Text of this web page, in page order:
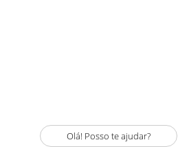
Olá! Posso te ajudar?